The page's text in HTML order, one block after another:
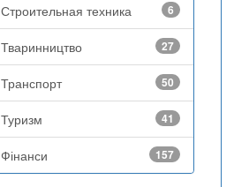
Строительная техника 6
Тваринництво 27
Транспорт 50
Туризм 41
Фінанси 157